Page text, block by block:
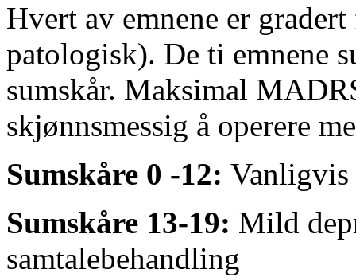
Hvert av emnene er
patologisk). De ti emnene
sumskår. Maksimal
skjønnsmessig å operere
Sumskåre 0 -12:
Sumskåre 13-19: Mild
samtalebehandling